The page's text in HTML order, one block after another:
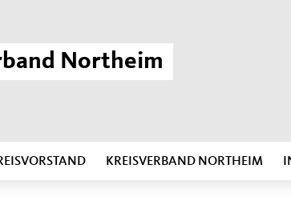
Northeim
KREISVERBAND NORTHEIM